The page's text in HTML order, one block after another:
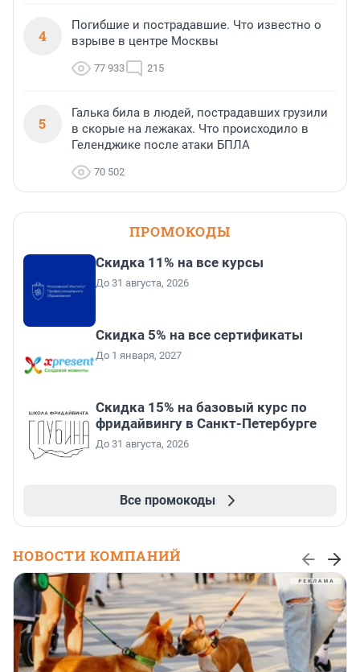
4
Погибшие и пострадавшие. Что известно о
взрыве в центре Москвы
77 933 215
5
Галька била в людей, пострадавших грузили
в скорые на лежаках. Что происходило в
Геленджике после атаки БПЛА
70 502
ПРОМОКОДЫ
Скидка 11% на все курсы
До 31 августа, 2026
Скидка 5% на все сертификаты
До 1 января, 2027
Скидка 15% на базовый курс по
фридайвингу в Санкт-Петербурге
До 31 августа, 2026
Все промокоды
НОВОСТИ КОМПАНИЙ